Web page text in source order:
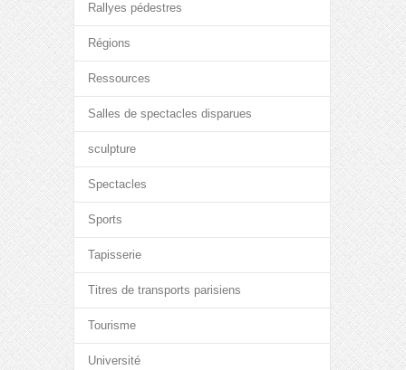
Rallyes pédestres
Régions
Ressources
Salles de spectacles disparues
sculpture
Spectacles
Sports
Tapisserie
Titres de transports parisiens
Tourisme
Université